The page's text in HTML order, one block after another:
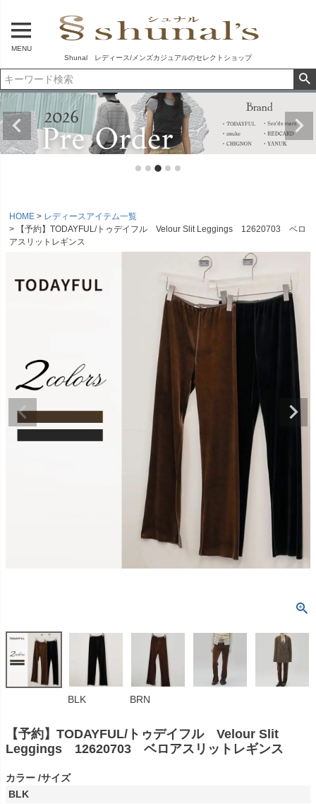
MENU
Shunal レディース/メンズカジュアルのセレクトショップ
HOME
レディースアイテム一覧
【予約】TODAYFUL/トゥデイフル Velour Slit Leggings 12620703 ベロ
アスリットレギンス
BLK BRN
【予約】TODAYFUL/トゥデイフル Velour Slit
Leggings 12620703 ベロアスリットレギンス
カラー サイズ
BLK